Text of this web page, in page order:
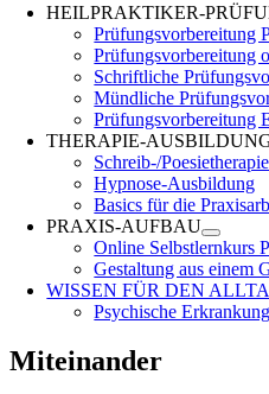
HEILPRAKTIKER-
Prüfungsvorbereitung
Prüfungsvorbereitung
Schriftliche
Mündliche
Prüfungsvorbereitung
THERAPIE-
Schreib-/
Hypnose-Ausbildung
Basics für die
PRAXIS-AUFBAU
Online Selbstlernkurs
Gestaltung aus einem
WISSEN FÜR DEN
Psychische
Miteinander